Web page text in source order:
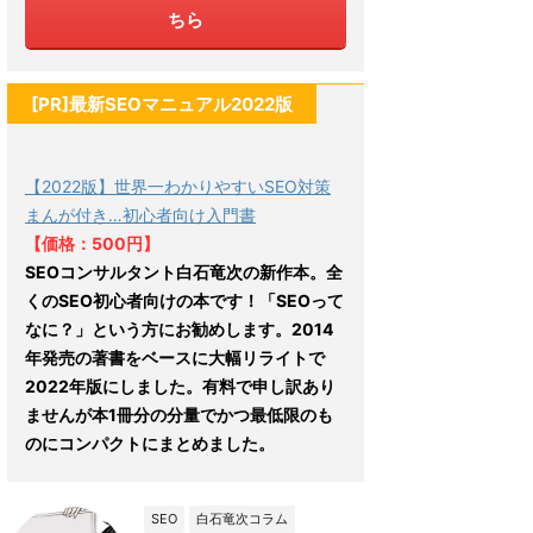
ちら
[PR]最新SEOマニュアル2022版
【2022版】世界一わかりやすいSEO対策
まんが付き…初心者向け入門書
【価格：500円】
SEOコンサルタント白石竜次の新作本。全
くのSEO初心者向けの本です！「SEOって
なに？」という方にお勧めします。2014
年発売の著書をベースに大幅リライトで
2022年版にしました。有料で申し訳あり
ませんが本1冊分の分量でかつ最低限のも
のにコンパクトにまとめました。
SEO 白石竜次コラム